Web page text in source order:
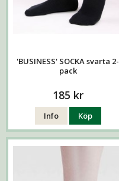
'BUSINESS' SOCKA svarta 2-
pack
185 kr
Info Köp